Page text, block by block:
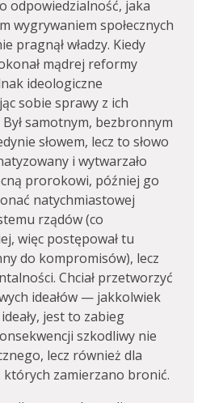
odpowiedzialność, jaka
wygrywaniem społecznych
pragnął władzy. Kiedy
mądrej reformy
ideologiczne
sobie sprawy z ich
samotnym, bezbronnym
słowem, lecz to słowo
i wytwarzało
prorokowi, później go
natychmiastowej
rządów (co
więc postępował tu
do kompromisów), lecz
Chciał przetworzyć
ideałów — jakkolwiek
jest to zabieg
szkodliwy nie
lecz również dla
zamierzano bronić.